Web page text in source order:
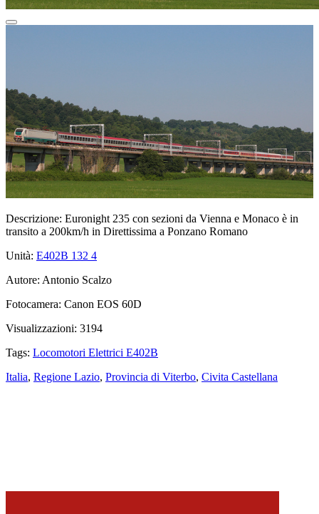
Descrizione: Euronight 235 con sezioni da Vienna e Monaco è in
transito a 200km/h in Direttissima a Ponzano Romano
Unità: E402B 132 4
Autore: Antonio Scalzo
Fotocamera: Canon EOS 60D
Visualizzazioni: 3194
Tags: Locomotori Elettrici E402B
Italia, Regione Lazio, Provincia di Viterbo, Civita Castellana